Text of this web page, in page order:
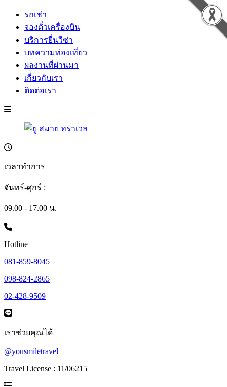
รถเช่า
จองตั๋วเครื่องบิน
บริการยื่นวีซ่า
บทความท่องเที่ยว
ผลงานที่ผ่านมา
เกี่ยวกับเรา
ติดต่อเรา
เวลาทำการ
จันทร์-ศุกร์ :
09.00 - 17.00 น.
Hotline
081-859-8045
098-824-2865
02-428-9509
เราช่วยคุณได้
@yousmiletravel
Travel License : 11/06215